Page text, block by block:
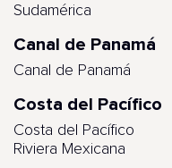
Sudamérica
Canal de Panamá
Canal de Panamá
Costa del Pacífico
Costa del Pacífico
Riviera Mexicana